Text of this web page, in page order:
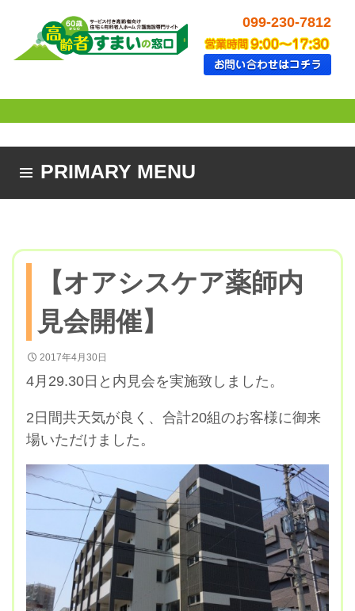
099-230-7812
PRIMARY MENU
【オアシスケア薬師内
見会開催】
2017年4月30日
4月29.30日と内見会を実施致しました。
2日間共天気が良く、合計20組のお客様に御来
場いただけました。